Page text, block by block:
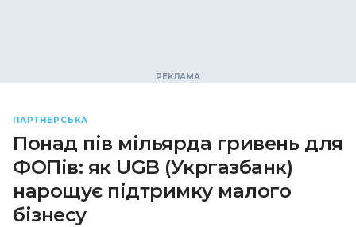
ПАРТНЕРСЬКА
Понад пів мільярда гривень для
ФОПів: як UGB (Укргазбанк)
нарощує підтримку малого
бізнесу